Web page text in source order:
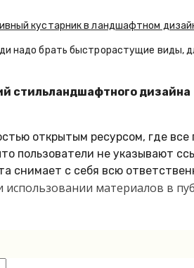
кустарник в ландшафтном
надо брать быстрорастущие виды,
стильландшафтного дизайна
открытым ресурсом, где
пользователи не указывают
снимает с себя всю
материалов в